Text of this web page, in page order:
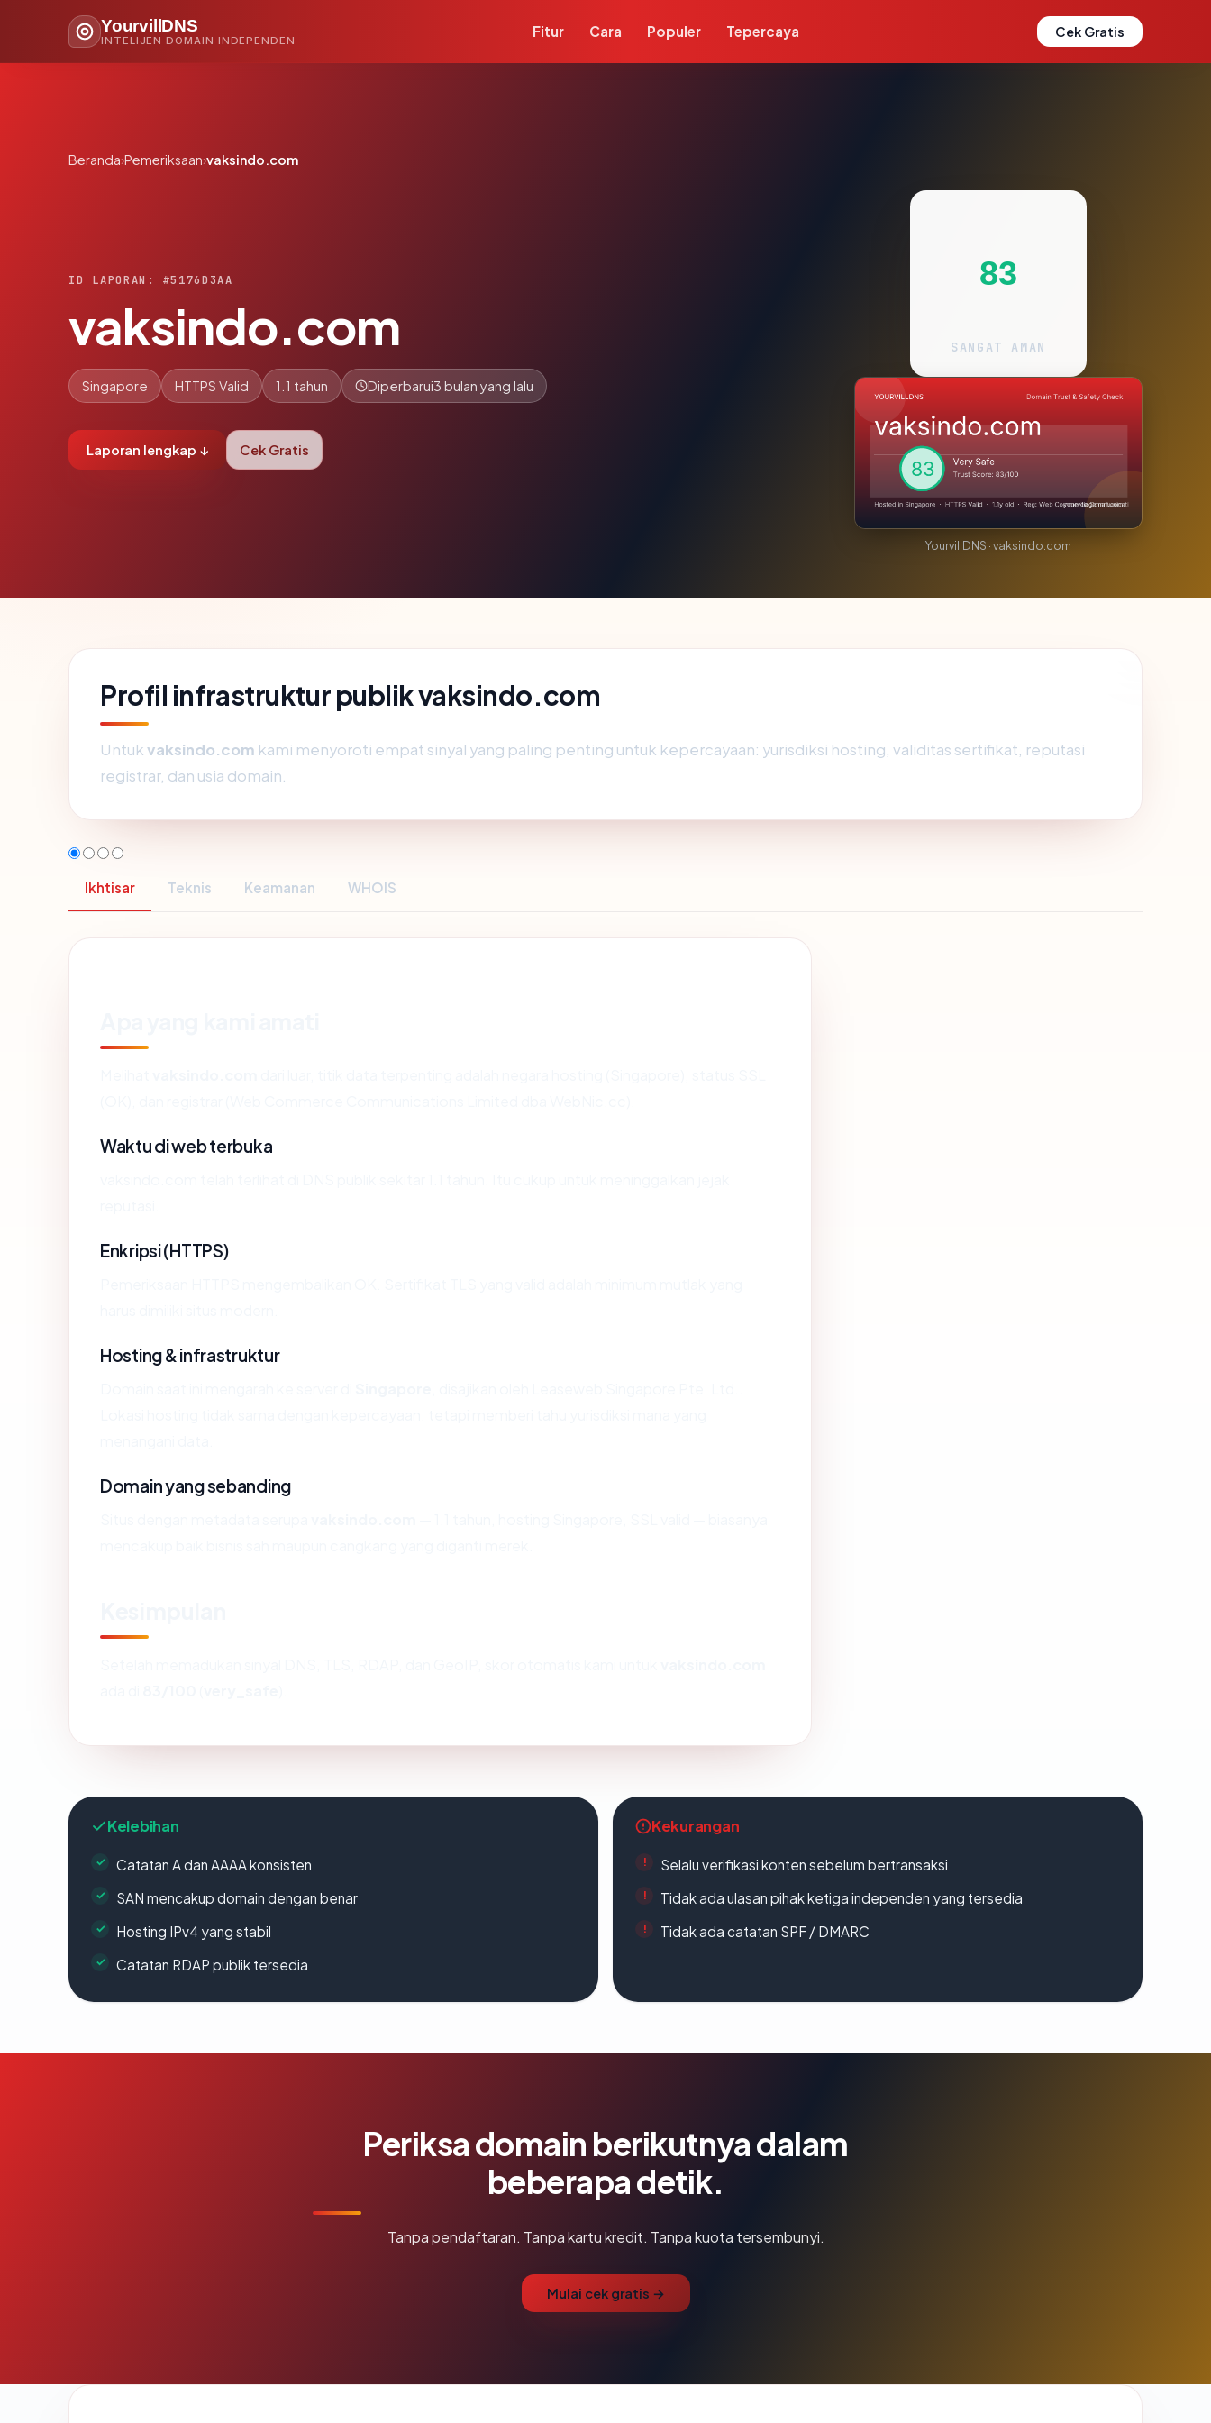
YourvillDNS
INTELIJEN DOMAIN INDEPENDEN
Fitur Cara Populer Tepercaya Cek Gratis
Beranda›Pemeriksaan›vaksindo.com
ID LAPORAN: #5176D3AA
vaksindo.com
Singapore HTTPS Valid 1.1 tahun Diperbarui3 bulan yang lalu
Laporan lengkap ↓ Cek Gratis
83
SANGAT AMAN
YourvillDNS · vaksindo.com
Profil infrastruktur publik vaksindo.com
Untukvaksindo.com kami menyoroti empat sinyal yang paling penting untuk kepercayaan: yurisdiksi hosting, validitas sertifikat, reputasi
registrar, dan usia domain.
Ikhtisar Teknis Keamanan WHOIS
Waktu di web terbuka
Enkripsi (HTTPS)
Hosting & infrastruktur
Domain yang sebanding
Kelebihan
Catatan A dan AAAA konsisten
SAN mencakup domain dengan benar
Hosting IPv4 yang stabil
Catatan RDAP publik tersedia
Kekurangan
Selalu verifikasi konten sebelum bertransaksi
Tidak ada ulasan pihak ketiga independen yang tersedia
Tidak ada catatan SPF / DMARC
Periksa domain berikutnya dalam
beberapa detik.
Tanpa pendaftaran. Tanpa kartu kredit. Tanpa kuota tersembunyi.
Mulai cek gratis →